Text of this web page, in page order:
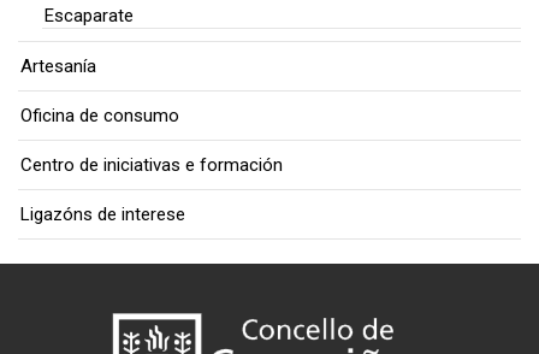
Escaparate
Artesanía
Oficina de consumo
Centro de iniciativas e formación
Ligazóns de interese